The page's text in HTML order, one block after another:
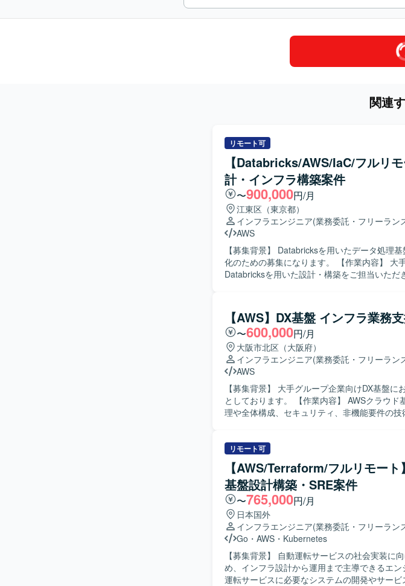
関連
リモート可
【Databricks/AWS/IaC/フルリ
計・インフラ構築案件
〜900,000円/月
江東区（東京都）
インフラエンジニア(業務委託・フリーラン
AWS
【募集背景】 Databricksを用いたデータ処理
化のための募集になります。 【作業内容】 大手自動車関連企業向けデータ処理基盤において、
Databricksを用いた設計・構築をご担当いた
けた支援や各種調整、Databricks環境での運用
Terraform等を用いたインフラ基盤環境の構築などを実施
関係部署や開発者とのコミュニケーションを
めていただける方を求めております。 【ポジションの魅力】 Databricksを中心とした最新のデ
ータ処理基盤の設計・構築に携わることがで
きます。 また、運用設計からインフラ構築ま
盤エンジニアとしてのスキルを幅広く磨いていただけます。 【開発環
Terraform などを用いたデータ処理基盤およ
【AWS】DX基盤 インフラ業務
〜600,000円/月
大阪市北区（大阪府）
インフラエンジニア(業務委託・フリーラン
AWS
【募集背景】 大手グループ企業向けDX基盤
としております。 【作業内容】 AWSクラウド基盤上で稼働する環境に対して、インフラ要件整
理や全体構成、セキュリティ、非機能要件の
料などのドキュメント作成、および顧客や関
す。 【求める人物像】 インフラ基盤全体を理解し、技術的な観点からリスクや懸念点を整理で
きる方を求めております。関係者と調整しな
詳しくない関係者に対してもリスクや推奨事
す。AWS経験が浅い場合でも、既存のインフ
いたします。 【ポジションの魅力】 DX基盤におけるインフラ上流工程に深く関わることがで
き、クラウド基盤SEや技術調整SEとしての経
要件定義や技術評価、関係者調整など上流寄
キュリティ、非機能要件に関する知見を広く深く身につけ
クラウド基盤を中心としたインフラ環境とな
セキュリティや、外部システムとの接続を含
リモート可
【AWS/Terraform/フルリモー
基盤設計構築・SRE案件
〜765,000円/月
日本国外
インフラエンジニア(業務委託・フリーラン
Go ・ AWS ・ Kubernetes
【募集背景】 自動運転サービスの社会実装に
め、インフラ設計から運用まで主導できるエンジニアを募
運転サービスに必要なシステムの開発やサー